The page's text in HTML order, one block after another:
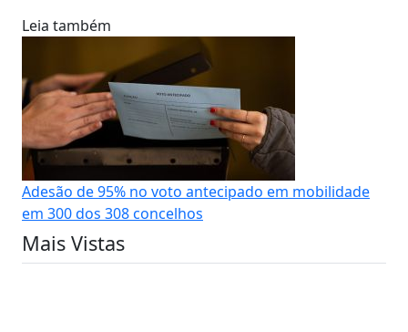
Leia também
Adesão de 95% no voto antecipado em mobilidade
em 300 dos 308 concelhos
Mais Vistas